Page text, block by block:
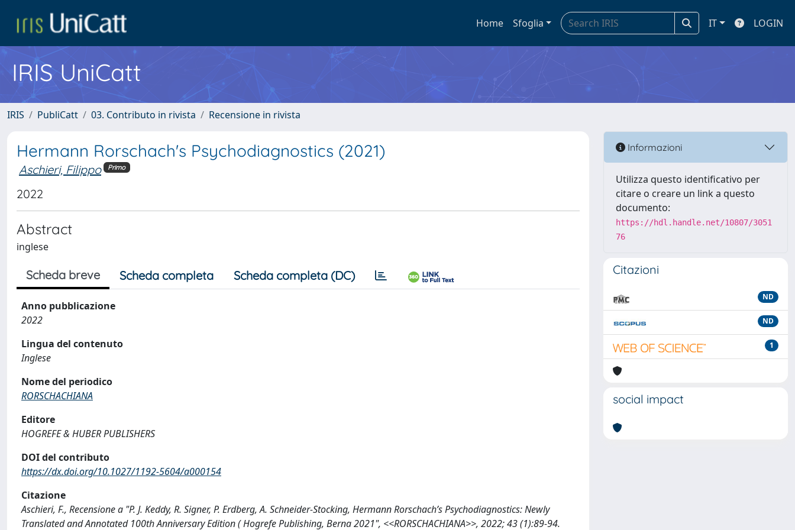
Home Sfoglia IT LOGIN
IRIS UniCatt
IRIS PubliCatt 03. Contributo in rivista Recensione in rivista
Hermann Rorschach's Psychodiagnostics (2021)
Aschieri, Filippo Primo
2022
Abstract
inglese
Scheda breve Scheda completa Scheda completa (DC)
Anno pubblicazione
2022
Lingua del contenuto
Inglese
Nome del periodico
RORSCHACHIANA
Editore
HOGREFE & HUBER PUBLISHERS
DOI del contributo
https://dx.doi.org/10.1027/1192-5604/a000154
Citazione
Aschieri, F., Recensione a "P. J. Keddy, R. Signer, P. Erdberg, A. Schneider-Stocking, Hermann Rorschach’s Psychodiagnostics: Newly
Translated and Annotated 100th Anniversary Edition ( Hogrefe Publishing, Berna 2021", <<RORSCHACHIANA>>, 2022; 43 (1):89-94.
Informazioni
Utilizza questo identificativo per
citare o creare un link a questo
documento:
https://hdl.handle.net/10807/3051
76
Citazioni
ND
ND
1
social impact